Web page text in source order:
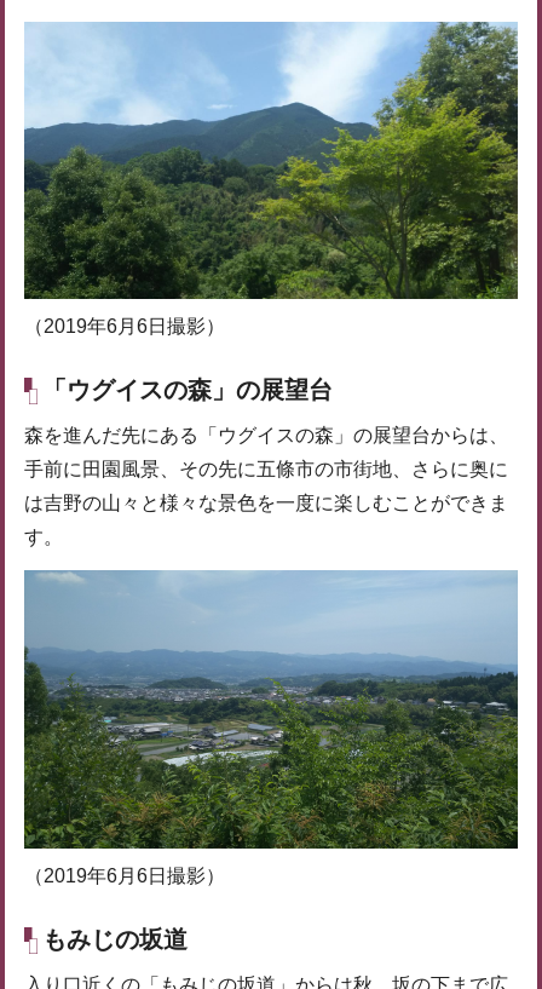
（2019年6月6日撮影）
「ウグイスの森」の展望台
森を進んだ先にある「ウグイスの森」の展望台からは、
手前に田園風景、その先に五條市の市街地、さらに奥に
は吉野の山々と様々な景色を一度に楽しむことができま
す。
（2019年6月6日撮影）
もみじの坂道
入り口近くの「もみじの坂道」からは秋、坂の下まで広